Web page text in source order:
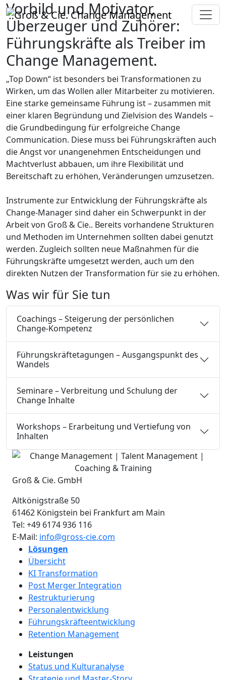
Vorbild und Motivator,
Überzeuger und Zuhörer:
Führungskräfte als Treiber im
Change Management.
„Top Down“ ist besonders bei Transformationen zu
Wirken, um das Wollen aller Mitarbeiter zu motivieren.
Eine starke gemeinsame Führung ist – zusammen mit
einer klaren Begründung und Zielvision des Wandels –
die Grundbedingung für erfolgreiche Change
Communication. Diese muss bei Führungskräften auch
die Angst vor unangenehmen Entscheidungen und
Machtverlust abbauen, um ihre Flexibilität und
Bereitschaft zu erhöhen, Veränderungen umzusetzen.
Instrumente zur Entwicklung der Führungskräfte als
Change-Manager sind daher ein Schwerpunkt in der
Arbeit von Groß & Cie.. Bereits vorhandene Strukturen
und Methoden im Unternehmen sollten dabei genutzt
werden. Zugleich sollten neue Maßnahmen für die
Führungskräfte umgesetzt werden, auch um den
direkten Nutzen der Transformation für sie zu erhöhen.
Was wir für Sie tun
Coachings – Steigerung der persönlichen
Change-Kompetenz
Führungskräftetagungen – Ausgangspunkt des
Wandels
Seminare – Verbreitung und Schulung der
Change Inhalte
Workshops – Erarbeitung und Vertiefung von
Inhalten
Groß & Cie. GmbH
Altkönigstraße 50
61462 Königstein bei Frankfurt am Main
Tel: +49 6174 936 116
E-Mail: info@gross-cie.com
Lösungen
Übersicht
KI Transformation
Post Merger Integration
Restrukturierung
Personalentwicklung
Führungskräfteentwicklung
Retention Management
Leistungen
Status und Kulturanalyse